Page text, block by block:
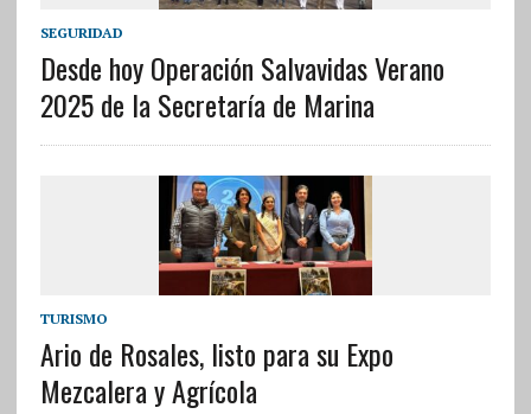
SEGURIDAD
Desde hoy Operación Salvavidas Verano
2025 de la Secretaría de Marina
TURISMO
Ario de Rosales, listo para su Expo
Mezcalera y Agrícola